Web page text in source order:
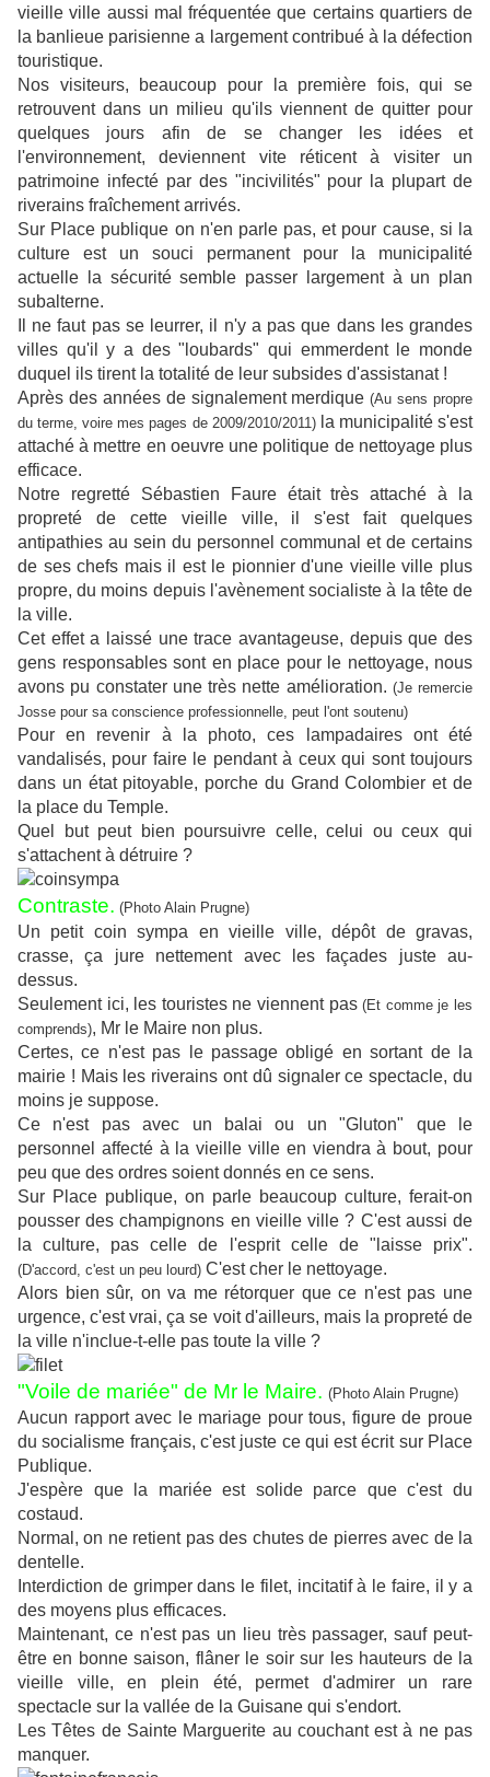
vieille ville aussi mal fréquentée que certains quartiers de
la banlieue parisienne a largement contribué à la défection
touristique.
Nos visiteurs, beaucoup pour la première fois, qui se
retrouvent dans un milieu qu'ils viennent de quitter pour
quelques jours afin de se changer les idées et
l'environnement, deviennent vite réticent à visiter un
patrimoine infecté par des "incivilités" pour la plupart de
riverains fraîchement arrivés.
Sur Place publique on n'en parle pas, et pour cause, si la
culture est un souci permanent pour la municipalité
actuelle la sécurité semble passer largement à un plan
subalterne.
Il ne faut pas se leurrer, il n'y a pas que dans les grandes
villes qu'il y a des "loubards" qui emmerdent le monde
duquel ils tirent la totalité de leur subsides d'assistanat !
Après des années de signalement merdique(Au sens propre
du terme, voire mes pages de 2009/2010/2011)la municipalité s'est
attaché à mettre en oeuvre une politique de nettoyage plus
efficace.
Notre regretté Sébastien Faure était très attaché à la
propreté de cette vieille ville, il s'est fait quelques
antipathies au sein du personnel communal et de certains
de ses chefs mais il est le pionnier d'une vieille ville plus
propre, du moins depuis l'avènement socialiste à la tête de
la ville.
Cet effet a laissé une trace avantageuse, depuis que des
gens responsables sont en place pour le nettoyage, nous
avons pu constater une très nette amélioration. (Je remercie
Josse pour sa conscience professionnelle, peut l'ont soutenu)
Pour en revenir à la photo, ces lampadaires ont été
vandalisés, pour faire le pendant à ceux qui sont toujours
dans un état pitoyable, porche du Grand Colombier et de
la place du Temple.
Quel but peut bien poursuivre celle, celui ou ceux qui
s'attachent à détruire ?
Contraste. (Photo Alain Prugne)
Un petit coin sympa en vieille ville, dépôt de gravas,
crasse, ça jure nettement avec les façades juste au-
dessus.
Seulement ici, les touristes ne viennent pas(Et comme je les
comprends), Mr le Maire non plus.
Certes, ce n'est pas le passage obligé en sortant de la
mairie ! Mais les riverains ont dû signaler ce spectacle, du
moins je suppose.
Ce n'est pas avec un balai ou un "Gluton" que le
personnel affecté à la vieille ville en viendra à bout, pour
peu que des ordres soient donnés en ce sens.
Sur Place publique, on parle beaucoup culture, ferait-on
pousser des champignons en vieille ville ? C'est aussi de
la culture, pas celle de l'esprit celle de "laisse prix".
(D'accord, c'est un peu lourd) C'est cher le nettoyage.
Alors bien sûr, on va me rétorquer que ce n'est pas une
urgence, c'est vrai, ça se voit d'ailleurs, mais la propreté de
la ville n'inclue-t-elle pas toute la ville ?
"Voile de mariée" de Mr le Maire. (Photo Alain Prugne)
Aucun rapport avec le mariage pour tous, figure de proue
du socialisme français, c'est juste ce qui est écrit sur Place
Publique.
J'espère que la mariée est solide parce que c'est du
costaud.
Normal, on ne retient pas des chutes de pierres avec de la
dentelle.
Interdiction de grimper dans le filet, incitatif à le faire, il y a
des moyens plus efficaces.
Maintenant, ce n'est pas un lieu très passager, sauf peut-
être en bonne saison, flâner le soir sur les hauteurs de la
vieille ville, en plein été, permet d'admirer un rare
spectacle sur la vallée de la Guisane qui s'endort.
Les Têtes de Sainte Marguerite au couchant est à ne pas
manquer.